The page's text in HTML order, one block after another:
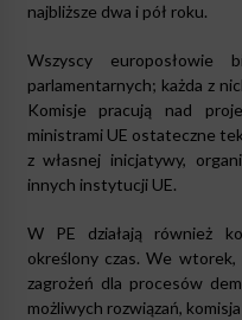
najbliższe dwa i pół roku.
Wszyscy europosłowie
parlamentarnych; każda z
Komisje pracują nad
ministrami UE ostateczne
z własnej inicjatywy,
innych instytucji UE.
W PE działają również
określony czas. We
zagrożeń dla procesów
możliwych rozwiązań,